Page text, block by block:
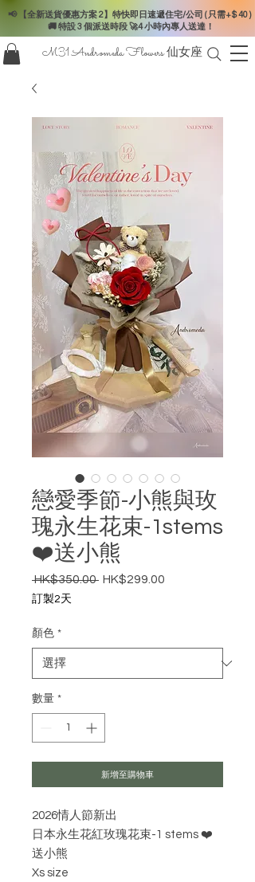
📢 【全新送貨優惠方案 2】特快即日速遞住宅/公司 ( 只需+$ 40 )
🚚 特設 3 個派送時段 🚀4 小時內專人送達！
M31 Andromeda Flowers 仙女座
戀愛季節-小熊與玫
瑰永生花束-1stems
❤️送小熊
HK$350.00 一般價格
HK$299.00
訂製2天
顏色 *
數量 *
新增至購物車
2026情人節新出
日本永生花紅玫瑰花束-1 stems ❤️
送小熊
Xs size